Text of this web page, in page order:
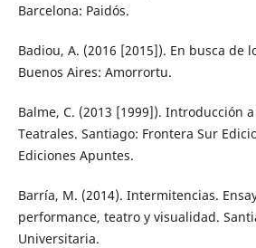
Barcelona: Paidós.
Badiou, A. (2016 [2015]). En busca de
Buenos Aires: Amorrortu.
Balme, C. (2013 [1999]). Introducción
Teatrales. Santiago: Frontera Sur
Ediciones Apuntes.
Barría, M. (2014). Intermitencias.
performance, teatro y visualidad.
Universitaria.